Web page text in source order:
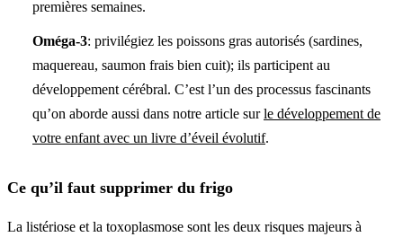
premières semaines.
Oméga-3: privilégiez les poissons gras autorisés (sardines,
maquereau, saumon frais bien cuit); ils participent au
développement cérébral. C’est l’un des processus fascinants
qu’on aborde aussi dans notre article surle développement de
votre enfant avec un livre d’éveil évolutif.
Ce qu’il faut supprimer du frigo
La listériose et la toxoplasmose sont les deux risques majeurs à